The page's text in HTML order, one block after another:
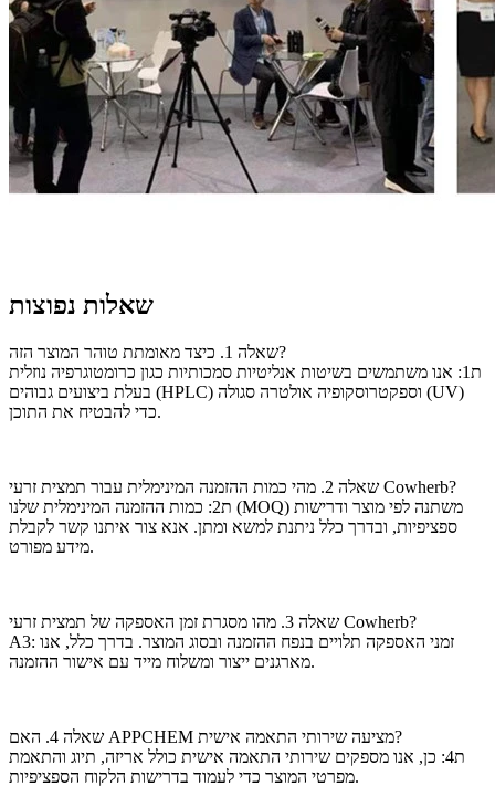
שאלות נפוצות
שאלה 1. כיצד מאומתת טוהר המוצר הזה?
ת1: אנו משתמשים בשיטות אנליטיות סמכותיות כגון כרומטוגרפיה נוזלית
בעלת ביצועים גבוהים (HPLC) וספקטרוסקופיה אולטרה סגולה (UV)
כדי להבטיח את התוכן.
שאלה 2. מהי כמות ההזמנה המינימלית עבור תמצית זרעי Cowherb?
ת2: כמות ההזמנה המינימלית שלנו (MOQ) משתנה לפי מוצר ודרישות
ספציפיות, ובדרך כלל ניתנת למשא ומתן. אנא צור איתנו קשר לקבלת
מידע מפורט.
שאלה 3. מהו מסגרת זמן האספקה ​​של תמצית זרעי Cowherb?
A3: זמני האספקה ​​תלויים בנפח ההזמנה ובסוג המוצר. בדרך כלל, אנו
מארגנים ייצור ומשלוח מייד עם אישור ההזמנה.
שאלה 4. האם APPCHEM מציעה שירותי התאמה אישית?
ת4: כן, אנו מספקים שירותי התאמה אישית כולל אריזה, תיוג והתאמת
מפרטי המוצר כדי לעמוד בדרישות הלקוח הספציפיות.